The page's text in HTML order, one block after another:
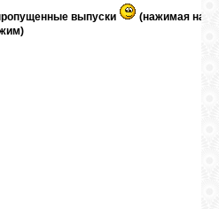
выпуски
(нажимая на